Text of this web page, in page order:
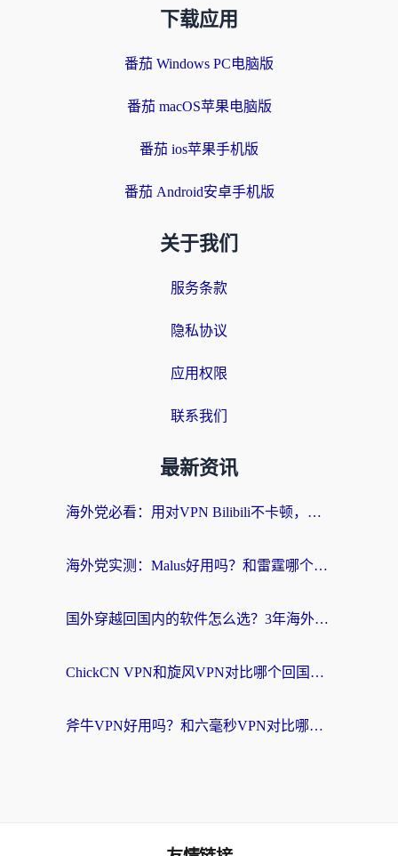
下载应用
番茄 Windows PC电脑版
番茄 macOS苹果电脑版
番茄 ios苹果手机版
番茄 Android安卓手机版
关于我们
服务条款
隐私协议
应用权限
联系我们
最新资讯
海外党必看：用对VPN Bilibili不卡顿，英国玩国内游戏也丝滑——2026回国加速器选择指南
海外党实测：Malus好用吗？和雷霆哪个好？+ 3款热门加速器深度对比
国外穿越回国内的软件怎么选？3年海外党亲测实用指南，告别地域限制
ChickCN VPN和旋风VPN对比哪个回国效果更好？海外党实测回国内网神器指南
斧牛VPN好用吗？和六毫秒VPN对比哪个回国效果更好？海外党亲测实用指南